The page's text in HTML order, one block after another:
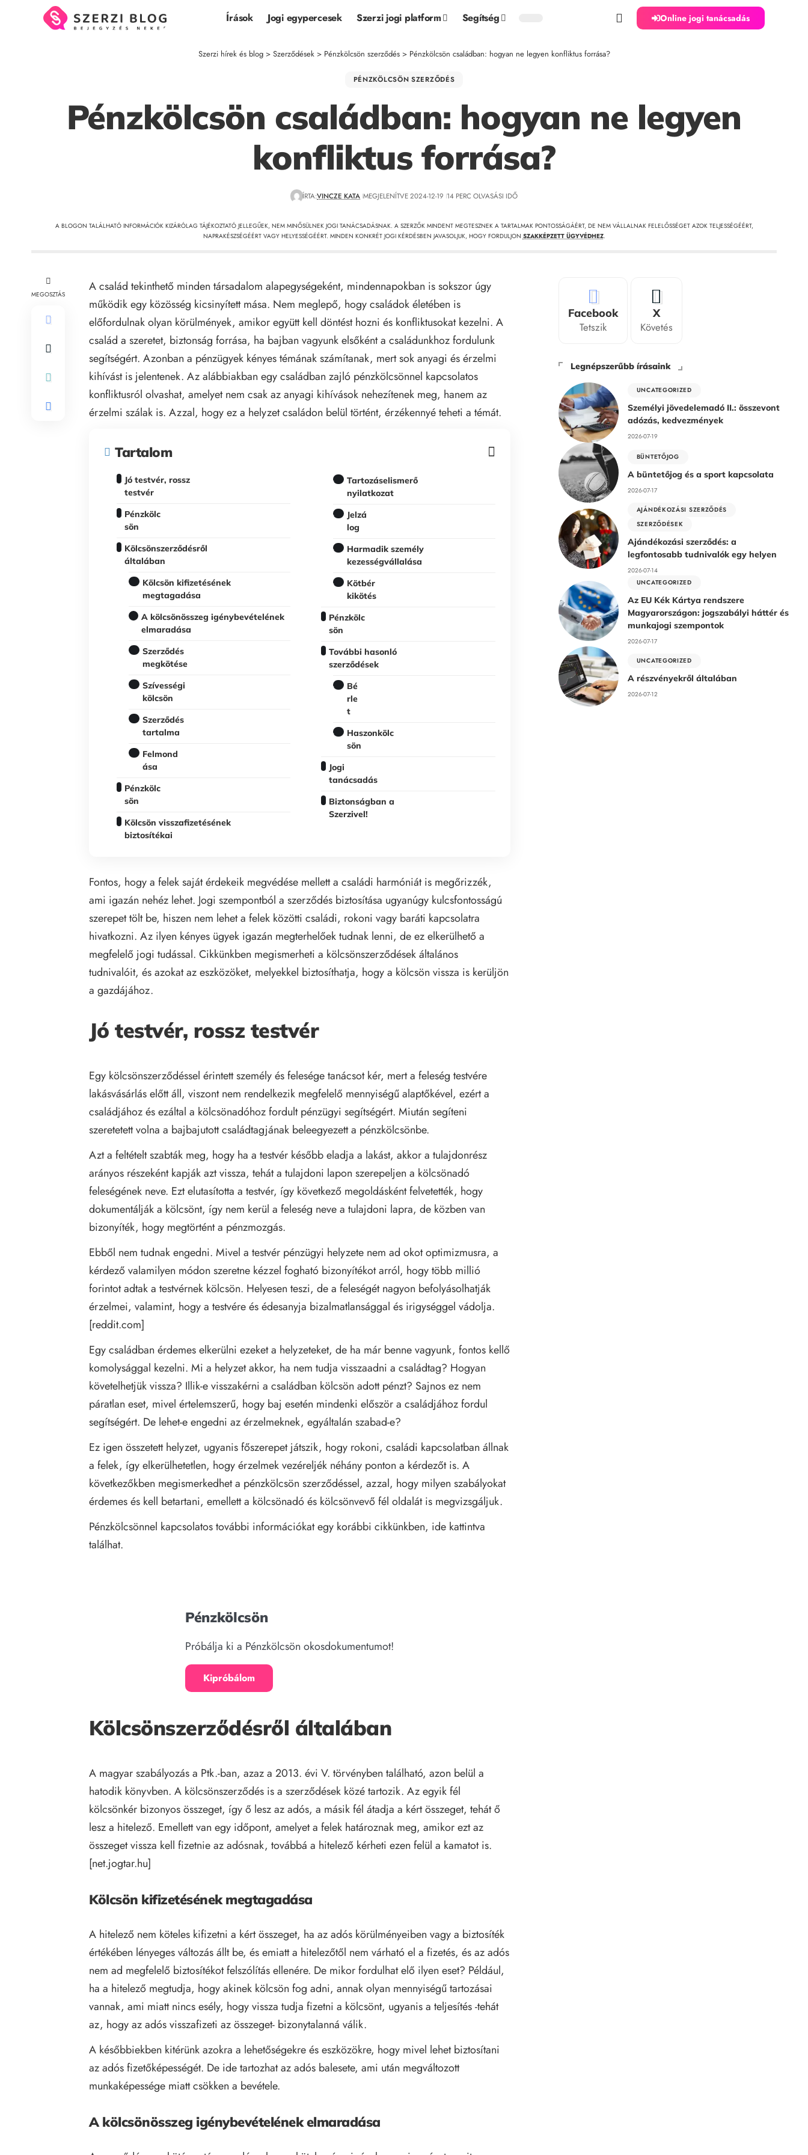
Írások Jogi egypercesek Szerzi jogi platform Segítség Online jogi tanácsadás
Szerzi hírek és blog> Szerződések> Pénzkölcsön szerződés> Pénzkölcsön családban: hogyan ne legyen konfliktus forrása?
PÉNZKÖLCSÖN SZERZŐDÉS
Pénzkölcsön családban: hogyan ne legyen
konfliktus forrása?
ÍRTA:VINCZE KATA MEGJELENÍTVE 2024-12-19 14 PERC OLVASÁSI IDŐ
A BLOGON TALÁLHATÓ INFORMÁCIÓK KIZÁRÓLAG TÁJÉKOZTATÓ JELLEGŰEK, NEM MINŐSÜLNEK JOGI TANÁCSADÁSNAK. A SZERZŐK MINDENT MEGTESZNEK A TARTALMAK PONTOSSÁGÁÉRT, DE NEM VÁLLALNAK FELELŐSSÉGET AZOK TELJESSÉGÉÉRT,
NAPRAKÉSZSÉGÉÉRT VAGY HELYESSÉGÉÉRT. MINDEN KONKRÉT JOGI KÉRDÉSBEN JAVASOLJUK, HOGY FORDULJON SZAKKÉPZETT ÜGYVÉDHEZ.
MEGOSZTÁS
A család tekinthető minden társadalom alapegységeként, mindennapokban is sokszor úgy
működik egy közösség kicsinyített mása. Nem meglepő, hogy családok életében is
előfordulnak olyan körülmények, amikor együtt kell döntést hozni és konfliktusokat kezelni. A
család a szeretet, biztonság forrása, ha bajban vagyunk elsőként a családunkhoz fordulunk
segítségért. Azonban a pénzügyek kényes témának számítanak, mert sok anyagi és érzelmi
kihívást is jelentenek. Az alábbiakban egy családban zajló pénzkölcsönnel kapcsolatos
konfliktusról olvashat, amelyet nem csak az anyagi kihívások nehezítenek meg, hanem az
érzelmi szálak is. Azzal, hogy ez a helyzet családon belül történt, érzékennyé teheti a témát.
Tartalom
Jó testvér, rossz
testvér
Pénzkölc
sön
Kölcsönszerződésről
általában
Kölcsön kifizetésének
megtagadása
A kölcsönösszeg igénybevételének
elmaradása
Szerződés
megkötése
Szívességi
kölcsön
Szerződés
tartalma
Felmond
ása
Pénzkölc
sön
Kölcsön visszafizetésének
biztosítékai
Tartozáselismerő
nyilatkozat
Jelzá
log
Harmadik személy
kezességvállalása
Kötbér
kikötés
Pénzkölc
sön
További hasonló
szerződések
Bé
rle
t
Haszonkölc
sön
Jogi
tanácsadás
Biztonságban a
Szerzivel!
Fontos, hogy a felek saját érdekeik megvédése mellett a családi harmóniát is megőrizzék,
ami igazán nehéz lehet. Jogi szempontból a szerződés biztosítása ugyanúgy kulcsfontosságú
szerepet tölt be, hiszen nem lehet a felek közötti családi, rokoni vagy baráti kapcsolatra
hivatkozni. Az ilyen kényes ügyek igazán megterhelőek tudnak lenni, de ez elkerülhető a
megfelelő jogi tudással. Cikkünkben megismerheti a kölcsönszerződések általános
tudnivalóit, és azokat az eszközöket, melyekkel biztosíthatja, hogy a kölcsön vissza is kerüljön
a gazdájához.
Jó testvér, rossz testvér
Egy kölcsönszerződéssel érintett személy és felesége tanácsot kér, mert a feleség testvére
lakásvásárlás előtt áll, viszont nem rendelkezik megfelelő mennyiségű alaptőkével, ezért a
családjához és ezáltal a kölcsönadóhoz fordult pénzügyi segítségért. Miután segíteni
szeretetett volna a bajbajutott családtagjának beleegyezett a pénzkölcsönbe.
Azt a feltételt szabták meg, hogy ha a testvér később eladja a lakást, akkor a tulajdonrész
arányos részeként kapják azt vissza, tehát a tulajdoni lapon szerepeljen a kölcsönadó
feleségének neve. Ezt elutasította a testvér, így következő megoldásként felvetették, hogy
dokumentálják a kölcsönt, így nem kerül a feleség neve a tulajdoni lapra, de közben van
bizonyíték, hogy megtörtént a pénzmozgás.
Ebből nem tudnak engedni. Mivel a testvér pénzügyi helyzete nem ad okot optimizmusra, a
kérdező valamilyen módon szeretne kézzel fogható bizonyítékot arról, hogy több millió
forintot adtak a testvérnek kölcsön. Helyesen teszi, de a feleségét nagyon befolyásolhatják
érzelmei, valamint, hogy a testvére és édesanyja bizalmatlansággal és irigységgel vádolja.
[reddit.com]
Egy családban érdemes elkerülni ezeket a helyzeteket, de ha már benne vagyunk, fontos kellő
komolysággal kezelni. Mi a helyzet akkor, ha nem tudja visszaadni a családtag? Hogyan
követelhetjük vissza? Illik-e visszakérni a családban kölcsön adott pénzt? Sajnos ez nem
páratlan eset, mivel értelemszerű, hogy baj esetén mindenki először a családjához fordul
segítségért. De lehet-e engedni az érzelmeknek, egyáltalán szabad-e?
Ez igen összetett helyzet, ugyanis főszerepet játszik, hogy rokoni, családi kapcsolatban állnak
a felek, így elkerülhetetlen, hogy érzelmek vezéreljék néhány ponton a kérdezőt is. A
következőkben megismerkedhet a pénzkölcsön szerződéssel, azzal, hogy milyen szabályokat
érdemes és kell betartani, emellett a kölcsönadó és kölcsönvevő fél oldalát is megvizsgáljuk.
Pénzkölcsönnel kapcsolatos további információkat egy korábbi cikkünkben, ide kattintva
találhat.
Pénzkölcsön
Próbálja ki a Pénzkölcsön okosdokumentumot!
Kipróbálom
Kölcsönszerződésről általában
A magyar szabályozás a Ptk.-ban, azaz a 2013. évi V. törvényben található, azon belül a
hatodik könyvben. A kölcsönszerződés is a szerződések közé tartozik. Az egyik fél
kölcsönkér bizonyos összeget, így ő lesz az adós, a másik fél átadja a kért összeget, tehát ő
lesz a hitelező. Emellett van egy időpont, amelyet a felek határoznak meg, amikor ezt az
összeget vissza kell fizetnie az adósnak, továbbá a hitelező kérheti ezen felül a kamatot is.
[net.jogtar.hu]
Kölcsön kifizetésének megtagadása
A hitelező nem köteles kifizetni a kért összeget, ha az adós körülményeiben vagy a biztosíték
értékében lényeges változás állt be, és emiatt a hitelezőtől nem várható el a fizetés, és az adós
nem ad megfelelő biztosítékot felszólítás ellenére. De mikor fordulhat elő ilyen eset? Például,
ha a hitelező megtudja, hogy akinek kölcsön fog adni, annak olyan mennyiségű tartozásai
vannak, ami miatt nincs esély, hogy vissza tudja fizetni a kölcsönt, ugyanis a teljesítés -tehát
az, hogy az adós visszafizeti az összeget- bizonytalanná válik.
A későbbiekben kitérünk azokra a lehetőségekre és eszközökre, hogy mivel lehet biztosítani
az adós fizetőképességét. De ide tartozhat az adós balesete, ami után megváltozott
munkaképessége miatt csökken a bevétele.
A kölcsönösszeg igénybevételének elmaradása
Facebook
Tetszik
X
Követés
Legnépszerűbb írásaink
UNCATEGORIZED
Személyi jövedelemadó II.: összevont
adózás, kedvezmények
2026-07-19
BÜNTETŐJOG
A büntetőjog és a sport kapcsolata
2026-07-17
AJÁNDÉKOZÁSI SZERZŐDÉS
SZERZŐDÉSEK
Ajándékozási szerződés: a
legfontosabb tudnivalók egy helyen
2026-07-14
UNCATEGORIZED
Az EU Kék Kártya rendszere
Magyarországon: jogszabályi háttér és
munkajogi szempontok
2026-07-17
UNCATEGORIZED
A részvényekről általában
2026-07-12